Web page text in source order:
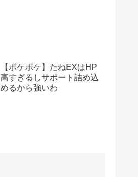
【ポケポケ】たねEXはHP
高すぎるしサポート詰め込
めるから強いわ